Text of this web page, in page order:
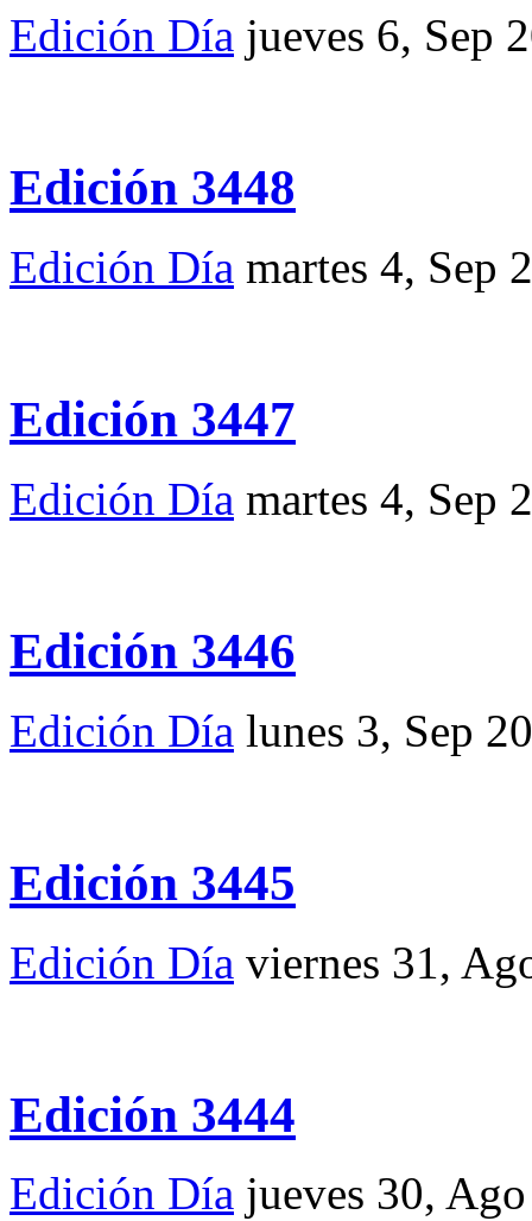
Edición Día jueves 6, Sep
Edición 3448
Edición Día martes 4, Sep
Edición 3447
Edición Día martes 4, Sep
Edición 3446
Edición Día lunes 3, Sep
Edición 3445
Edición Día viernes 31,
Edición 3444
Edición Día jueves 30,